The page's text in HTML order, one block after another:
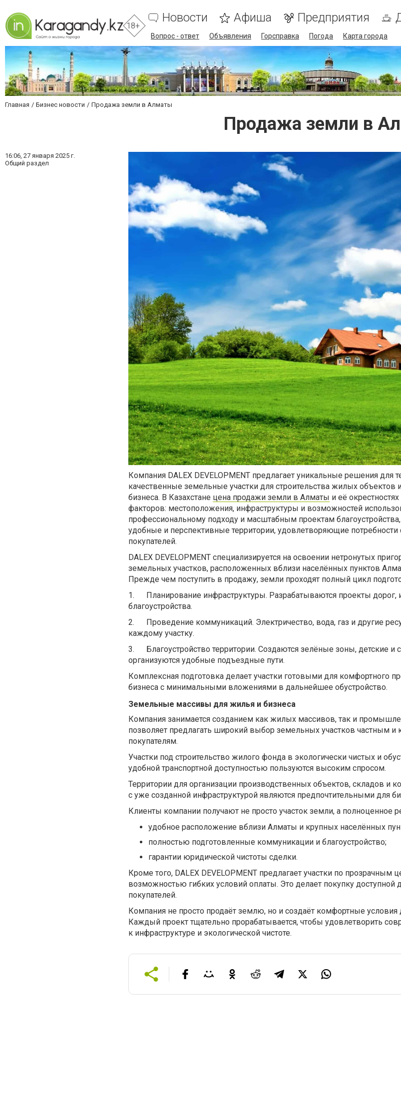
18+
Новости Афиша Предприятия
Вопрос - ответ Объявления Горсправка Погода Карта города
Главная Бизнес новости Продажа земли в Алматы
Продажа земли в
16:06, 27 января 2025 г.
Общий раздел
Компания DALEX DEVELOPMENT предлагает уникальные решения для
качественные земельные участки для строительства жилых объектов
бизнеса. В Казахстане цена продажи земли в Алматы и её
факторов: местоположения, инфраструктуры и возможностей
профессиональному подходу и масштабным проектам
удобные и перспективные территории, удовлетворяющие
покупателей.
DALEX DEVELOPMENT специализируется на освоении нетронутых
земельных участков, расположенных вблизи населённых пунктов
Прежде чем поступить в продажу, земли проходят полный цикл
1.
Планирование инфраструктуры. Разрабатываются проекты дорог,
благоустройства.
2.
Проведение коммуникаций. Электричество, вода, газ и другие
каждому участку.
3.
Благоустройство территории. Создаются зелёные зоны, детские
организуются удобные подъездные пути.
Комплексная подготовка делает участки готовыми для комфортного
бизнеса с минимальными вложениями в дальнейшее обустройство.
Земельные массивы для жилья и бизнеса
Компания занимается созданием как жилых массивов, так и
позволяет предлагать широкий выбор земельных участков частным
покупателям.
Участки под строительство жилого фонда в экологически чистых и
удобной транспортной доступностью пользуются высоким спросом.
Территории для организации производственных объектов, складов и
с уже созданной инфраструктурой являются предпочтительными для
Клиенты компании получают не просто участок земли, а
удобное расположение вблизи Алматы и крупных населённых
полностью подготовленные коммуникации и благоустройство;
гарантии юридической чистоты сделки.
Кроме того, DALEX DEVELOPMENT предлагает участки по прозрачным
возможностью гибких условий оплаты. Это делает покупку доступной
покупателей.
Компания не просто продаёт землю, но и создаёт комфортные условия
Каждый проект тщательно прорабатывается, чтобы удовлетворить
к инфраструктуре и экологической чистоте.